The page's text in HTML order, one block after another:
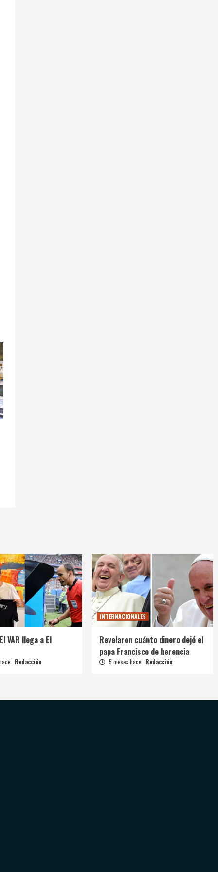
VAR llega a El
Redacción
INTERNACIONALES
Revelaron cuánto dinero dejó el
papa Francisco de herencia
5 meses hace Redacción